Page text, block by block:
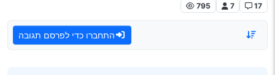
17
7
795
התחברו כדי לפרסם תגובה